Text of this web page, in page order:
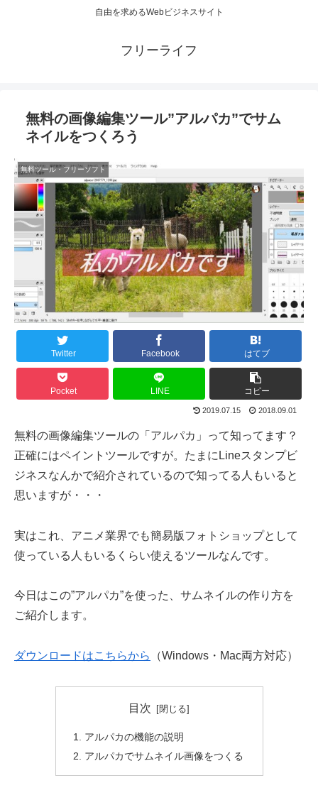
自由を求めるWebビジネスサイト
フリーライフ
無料の画像編集ツール”アルパカ”でサム
ネイルをつくろう
無料ツール・フリーソフト
Twitter Facebook はてブ
Pocket LINE コピー
2019.07.15 2018.09.01
無料の画像編集ツールの「アルパカ」って知ってます？
正確にはペイントツールですが。たまにLineスタンプビ
ジネスなんかで紹介されているので知ってる人もいると
思いますが・・・
実はこれ、アニメ業界でも簡易版フォトショップとして
使っている人もいるくらい使えるツールなんです。
今日はこの”アルパカ”を使った、サムネイルの作り方を
ご紹介します。
ダウンロードはこちらから （Windows・Mac両方対応）
目次
アルパカの機能の説明
アルパカでサムネイル画像をつくる